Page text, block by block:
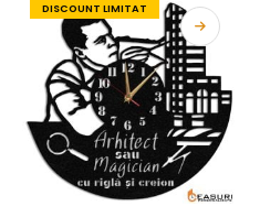
DISCOUNT LIMITAT